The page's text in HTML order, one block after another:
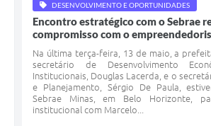
DESENVOLVIMENTO E OPORTUNIDADES
Encontro estratégico com o Sebrae
compromisso com o
Na última terça-feira, 13 de maio, a
secretário de Desenvolvimento
Institucionais, Douglas Lacerda, e o
e Planejamento, Sérgio De Paula,
Sebrae Minas, em Belo Horizonte,
institucional com Marcelo...